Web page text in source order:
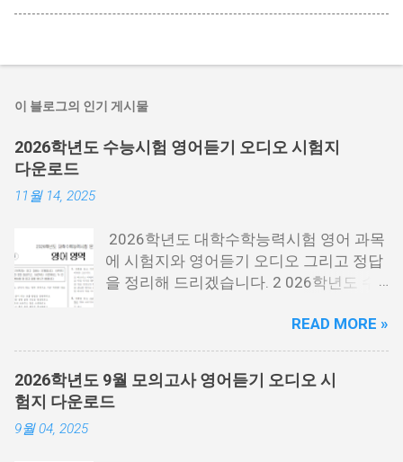
이 블로그의 인기 게시물
2026학년도 수능시험 영어듣기 오디오 시험지
다운로드
11월 14, 2025
2026학년도 대학수학능력시험 영어 과목
에 시험지와 영어듣기 오디오 그리고 정답
을 정리해 드리겠습니다. 2 026학년도 수
행한 시험 을 말하는데요. 2026년에 대학
에 들어가는 분들이 보는 시험입니다. 시험
지 필요한 분들은 아래 PDF파일을 다운로
드 받을 수 있습니다. 홀수랑 짝수가 나누
어져 있기 때문에 필요한 각각 필요한 분들
READ MORE »
2026학년도 9월 모의고사 영어듣기 오디오 시
험지 다운로드
9월 04, 2025